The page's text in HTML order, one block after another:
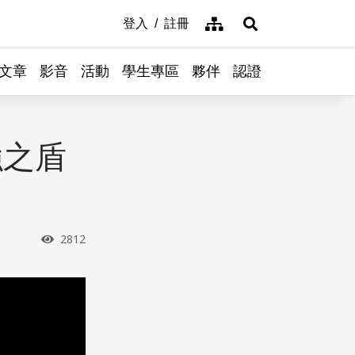
登入 註冊 網站導覽展開搜尋
章 影音 活動 學生專區 夥伴 認證
盾
瀏覽次數
2812